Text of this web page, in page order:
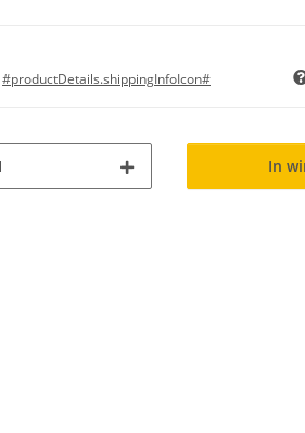
#productDetails.shippingInfoIcon#
In